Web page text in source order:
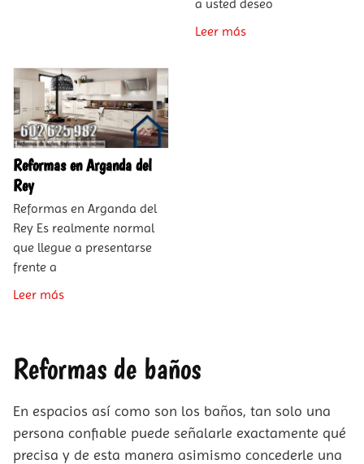
a usted deseo
Leer más
Reformas en Arganda del
Rey
Reformas en Arganda del
Rey Es realmente normal
que llegue a presentarse
frente a
Leer más
Reformas de baños
En espacios así como son los baños, tan solo una
persona confiable puede señalarle exactamente qué
precisa y de esta manera asimismo concederle una